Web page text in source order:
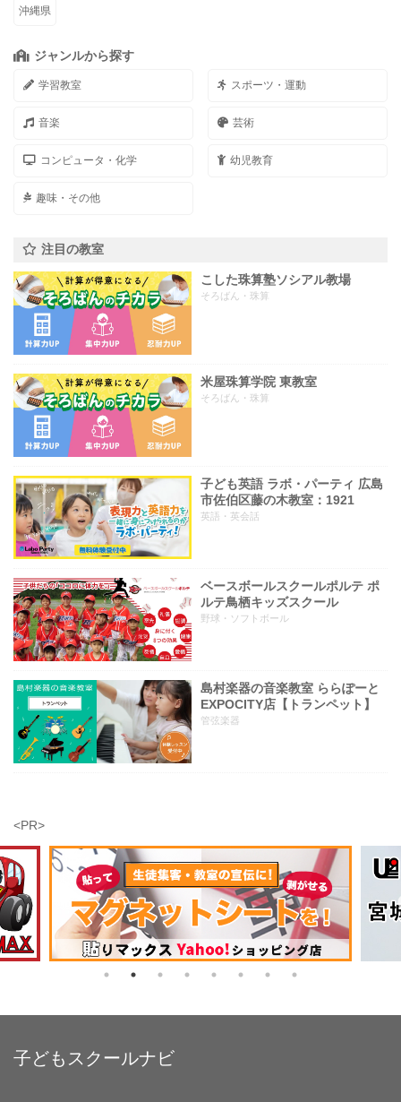
沖縄県
ジャンルから探す
学習教室 スポーツ・運動
音楽 芸術
コンピュータ・化学 幼児教育
趣味・その他
注目の教室
こした珠算塾ソシアル教場
そろばん・珠算
米屋珠算学院 東教室
そろばん・珠算
子ども英語 ラボ・パーティ 広島
市佐伯区藤の木教室：1921
英語・英会話
ベースボールスクールポルテ ポ
ルテ鳥栖キッズスクール
野球・ソフトボール
島村楽器の音楽教室 ららぽーと
EXPOCITY店【トランペット】
管弦楽器
<PR>
子どもスクールナビ